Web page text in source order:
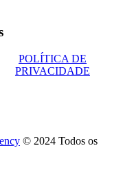
POLÍTICA DE
PRIVACIDADE
© 2024 Todos os